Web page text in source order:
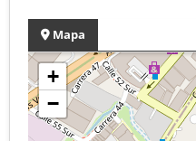
Mapa
+
−